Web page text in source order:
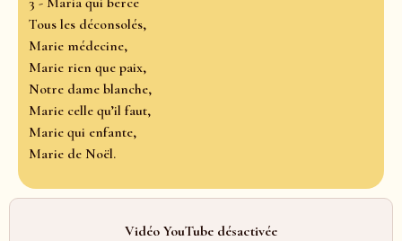
Tous les déconsolés,
Marie médecine,
Marie rien que paix,
Notre dame blanche,
Marie celle qu’il faut,
Marie qui enfante,
Marie de Noël.
Vidéo YouTube désactivée